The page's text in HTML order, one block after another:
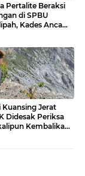
Pertalite Beraksi
di SPBU
Kades Ancam
Kuansing Jerat
Didesak Periksa
Kembalikan